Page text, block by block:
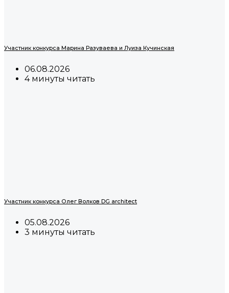
Участник конкурса Марина Разуваева и Луиза Кучинская
06.08.2026
4 минуты читать
Участник конкурса Олег Волков DG architect
05.08.2026
3 минуты читать